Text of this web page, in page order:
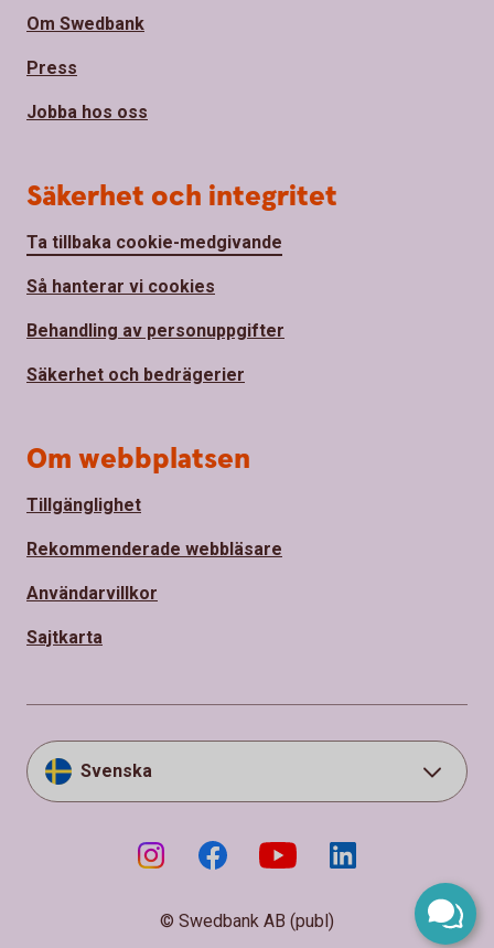
Om Swedbank
Press
Jobba hos oss
Säkerhet och integritet
Ta tillbaka cookie-medgivande
Så hanterar vi cookies
Behandling av personuppgifter
Säkerhet och bedrägerier
Om webbplatsen
Tillgänglighet
Rekommenderade webbläsare
Användarvillkor
Sajtkarta
Svenska
© Swedbank AB (publ)